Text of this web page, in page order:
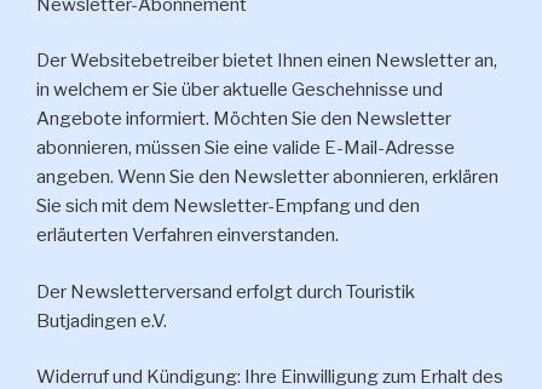
Der Websitebetreiber bietet Ihnen einen Newsletter an,
in welchem er Sie über aktuelle Geschehnisse und
Angebote informiert. Möchten Sie den Newsletter
abonnieren, müssen Sie eine valide E-Mail-Adresse
angeben. Wenn Sie den Newsletter abonnieren, erklären
Sie sich mit dem Newsletter-Empfang und den
erläuterten Verfahren einverstanden.
Der Newsletterversand erfolgt durch Touristik
Butjadingen e.V.
Widerruf und Kündigung: Ihre Einwilligung zum Erhalt des